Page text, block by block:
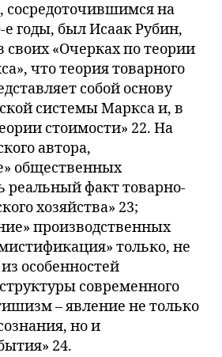
сосредоточившимся на
е годы, был Исаак Рубин,
«Очерках по теории
что теория товарного
собой основу
системы Маркса и, в
стоимости» 22. На
автора,
общественных
реальный факт товарно-
хозяйства» 23;
производственных
только, не
особенностей
современного
– явление не только
но и
24.